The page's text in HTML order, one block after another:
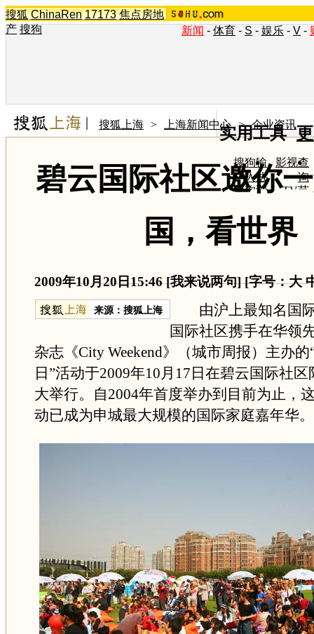
搜狐 ChinaRen 17173 焦点房地
产 搜狗 新闻 - 体育 - S - 娱乐 - V -
实用工具
搜狗输
入法
影视查
询
搜狗浏
TV节
乐盒
搜狐上海 > 上海新闻中心 > 企业资讯
碧云国际社区邀你
国，看世界
2009年10月20日15:46 [我来说两句] [字号：大
来源：搜狐上海
由沪上最知名国
国际社区携手在华领
杂志《City Weekend》（城市周报）主办
日”活动于2009年10月17日在碧云国际社
大举行。自2004年首度举办到目前为止，
动已成为申城最大规模的国际家庭嘉年华。